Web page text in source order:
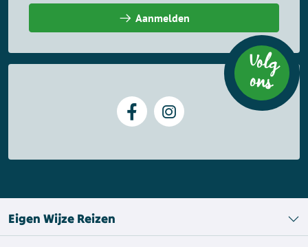
Aanmelden
Volg
on
s
Eigen Wijze Reizen